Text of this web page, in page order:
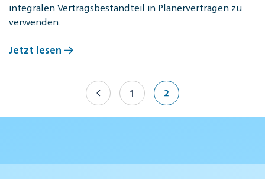
integralen Vertragsbestandteil in Planerverträgen zu
verwenden.
Jetzt lesen
1 2